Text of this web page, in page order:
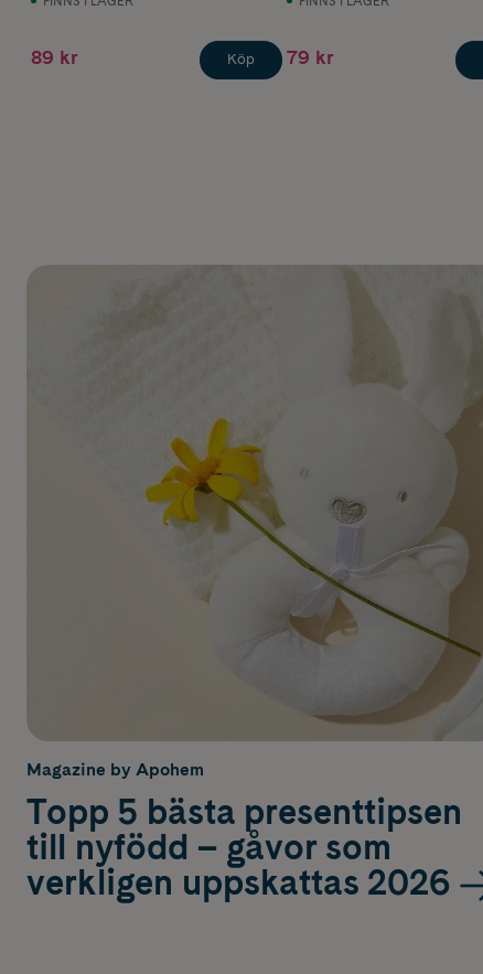
89 kr Köp 79 kr
Magazine by Apohem
Topp 5 bästa presenttipsen
till nyfödd – gåvor som
verkligen uppskattas 2026